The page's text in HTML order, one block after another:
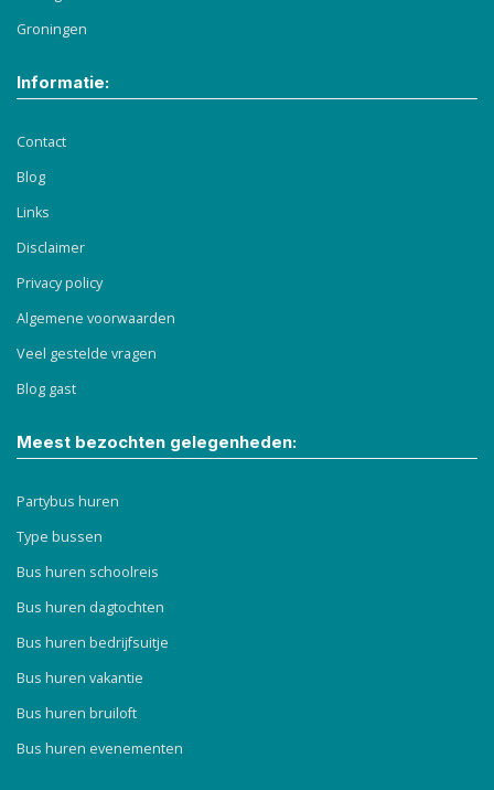
Groningen
Informatie:
Contact
Blog
Links
Disclaimer
Privacy policy
Algemene voorwaarden
Veel gestelde vragen
Blog gast
Meest bezochten gelegenheden:
Partybus huren
Type bussen
Bus huren schoolreis
Bus huren dagtochten
Bus huren bedrijfsuitje
Bus huren vakantie
Bus huren bruiloft
Bus huren evenementen